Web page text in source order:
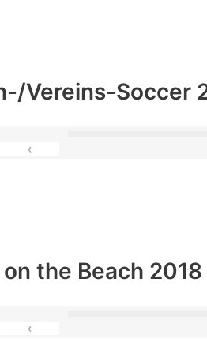
Vereins-Soccer
‹
the Beach 2018
‹